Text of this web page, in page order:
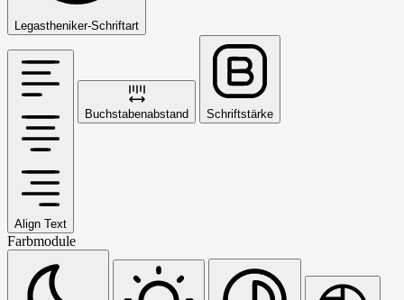
Legastheniker-Schriftart
Align Text
Buchstabenabstand Schriftstärke
Farbmodule